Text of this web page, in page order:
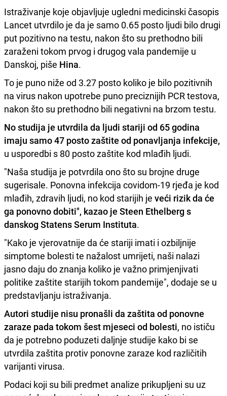
Istraživanje koje objavljuje ugledni medicinski časopis
Lancet utvrdilo je da je samo 0.65 posto ljudi bilo drugi
put pozitivno na testu, nakon što su prethodno bili
zaraženi tokom prvog i drugog vala pandemije u
Danskoj, piše Hina.
To je puno niže od 3.27 posto koliko je bilo pozitivnih
na virus nakon upotrebe puno preciznijih PCR testova,
nakon što su prethodno bili negativni na brzom testu.
No studija je utvrdila da ljudi stariji od 65 godina
imaju samo 47 posto zaštite od ponavljanja infekcije,
u usporedbi s 80 posto zaštite kod mlađih ljudi.
"Naša studija je potvrdila ono što su brojne druge
sugerisale. Ponovna infekcija covidom-19 rjeđa je kod
mlađih, zdravih ljudi, no kod starijih je veći rizik da će
ga ponovno dobiti", kazao je Steen Ethelberg s
danskog Statens Serum Instituta.
"Kako je vjerovatnije da će stariji imati i ozbiljnije
simptome bolesti te nažalost umrijeti, naši nalazi
jasno daju do znanja koliko je važno primjenjivati
politike zaštite starijih tokom pandemije", dodaje se u
predstavljanju istraživanja.
Autori studije nisu pronašli da zaštita od ponovne
zaraze pada tokom šest mjeseci od bolesti, no ističu
da je potrebno poduzeti daljnje studije kako bi se
utvrdila zaštita protiv ponovne zaraze kod različitih
varijanti virusa.
Podaci koji su bili predmet analize prikupljeni su uz